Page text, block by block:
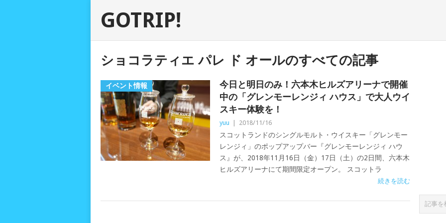
GOTRIP!
ショコラティエ パレ ド オールのすべての記事
イベント情報
今日と明日のみ！六本木ヒルズアリーナで開催
中の「グレンモーレンジィ ハウス」で大人ウイ
スキー体験を！
yuu 2018/11/16
スコットランドのシングルモルト・ウイスキー「グレンモー
レンジィ」のポップアップバー『グレンモーレンジィ ハウ
ス』が、2018年11月16日（金）17日（土）の2日間、六本木
ヒルズアリーナにて期間限定オープン。 スコットラ
続きを読む